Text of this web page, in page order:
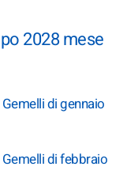
2028 mese
di gennaio
di febbraio